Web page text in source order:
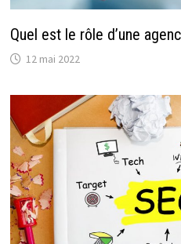
Quel est le rôle d’une
12 mai 2022